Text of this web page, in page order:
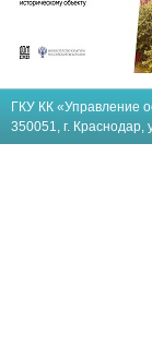
ГКУ КК «Управление
350051, г.